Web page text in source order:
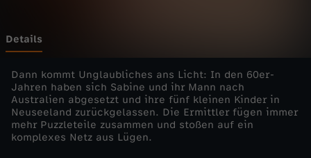
b
e
n
a
Details
Dann kommt Unglaubliches ans Licht: In den 60er-
Jahren haben sich Sabine und ihr Mann nach
Australien abgesetzt und ihre fünf kleinen Kinder in
Neuseeland zurückgelassen. Die Ermittler fügen immer
mehr Puzzleteile zusammen und stoßen auf ein
komplexes Netz aus Lügen.